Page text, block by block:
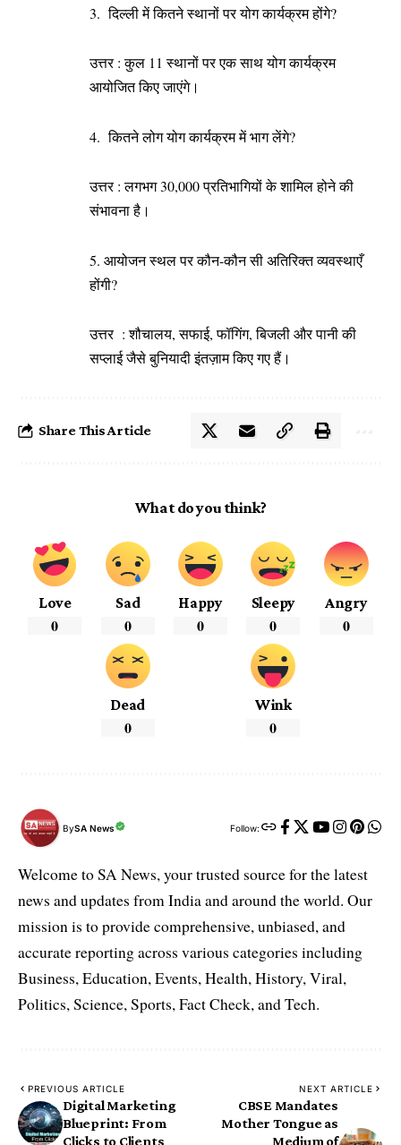
3. दिल्ली में कितने स्थानों पर योग कार्यक्रम होंगे?
उत्तर : कुल 11 स्थानों पर एक साथ योग कार्यक्रम
आयोजित किए जाएंगे।
4. कितने लोग योग कार्यक्रम में भाग लेंगे?
उत्तर : लगभग 30,000 प्रतिभागियों के शामिल होने की
संभावना है।
5. आयोजन स्थल पर कौन-कौन सी अतिरिक्त व्यवस्थाएँ
होंगी?
उत्तर : शौचालय, सफाई, फॉगिंग, बिजली और पानी की
सप्लाई जैसे बुनियादी इंतज़ाम किए गए हैं।
Share This Article
What do you think?
Love
0
Sad
0
Happy
0
Sleepy
0
Angry
0
Dead
0
Wink
0
BySA News Follow:
Welcome to SA News, your trusted source for the latest
news and updates from India and around the world. Our
mission is to provide comprehensive, unbiased, and
accurate reporting across various categories including
Business, Education, Events, Health, History, Viral,
Politics, Science, Sports, Fact Check, and Tech.
PREVIOUS ARTICLE
Digital Marketing
Blueprint: From
Clicks to Clients
NEXT ARTICLE
CBSE Mandates
Mother Tongue as
Medium of